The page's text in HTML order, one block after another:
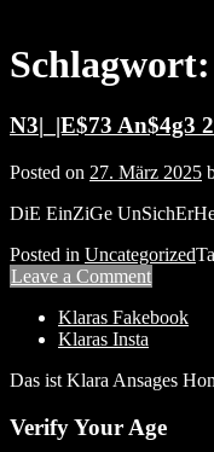
Schlagwort:
N3|_|E$73 An$4g3
Posted on 27. März 2025
DiE EinZiGe
Posted in Uncategorized
Leave a Comment
Klaras Fakebook
Klaras Insta
Das ist Klara Ansages
Verify Your Age